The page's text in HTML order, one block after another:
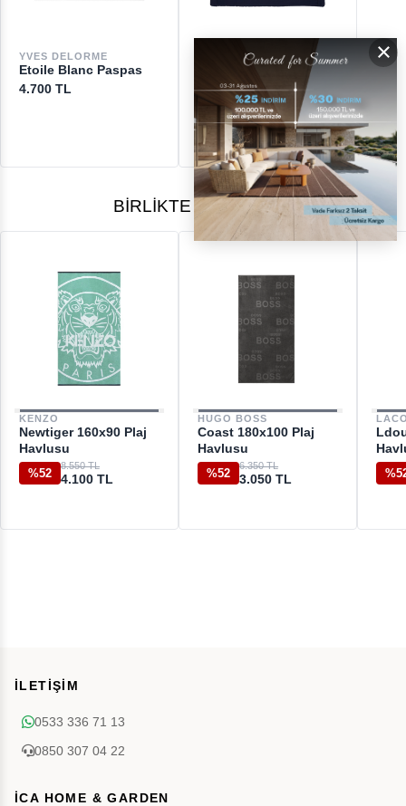
DESTEK
[email protected]
YVES DELORME
Etoile Blanc Paspas
4.700 TL
RALPH LAUREN HOME
Avenue Midnight
Banyo Matı
4.400 TL
BIRLIKTE ALINANLAR
KENZO
Newtiger 160x90 Plaj
Havlusu
%52
8.550 TL
4.100 TL
HUGO BOSS
Coast 180x100 Plaj
Havlusu
%52
6.350 TL
3.050 TL
×
İLETİŞİM
0533 336 71 13
0850 307 04 22
İCA HOME & GARDEN